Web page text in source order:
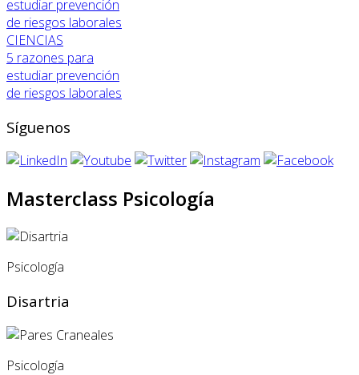
CIENCIAS
5 razones para
estudiar prevención
de riesgos laborales
Síguenos
Masterclass Psicología
Psicología
Disartria
Psicología